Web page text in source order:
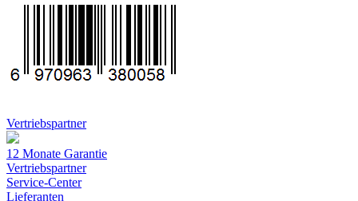
Vertriebspartner
12 Monate Garantie
Vertriebspartner
Service-Center
Lieferanten